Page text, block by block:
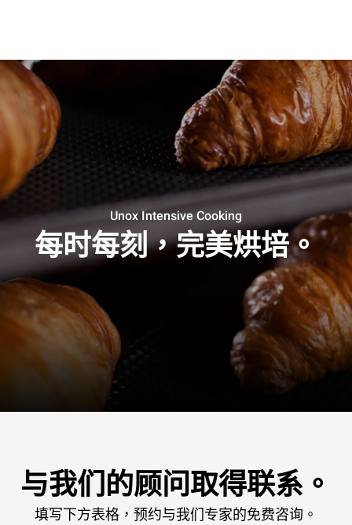
Unox Intensive Cooking
每时每刻，完美烘培。
与我们的顾问取得联系。
填写下方表格，预约与我们专家的免费咨询。